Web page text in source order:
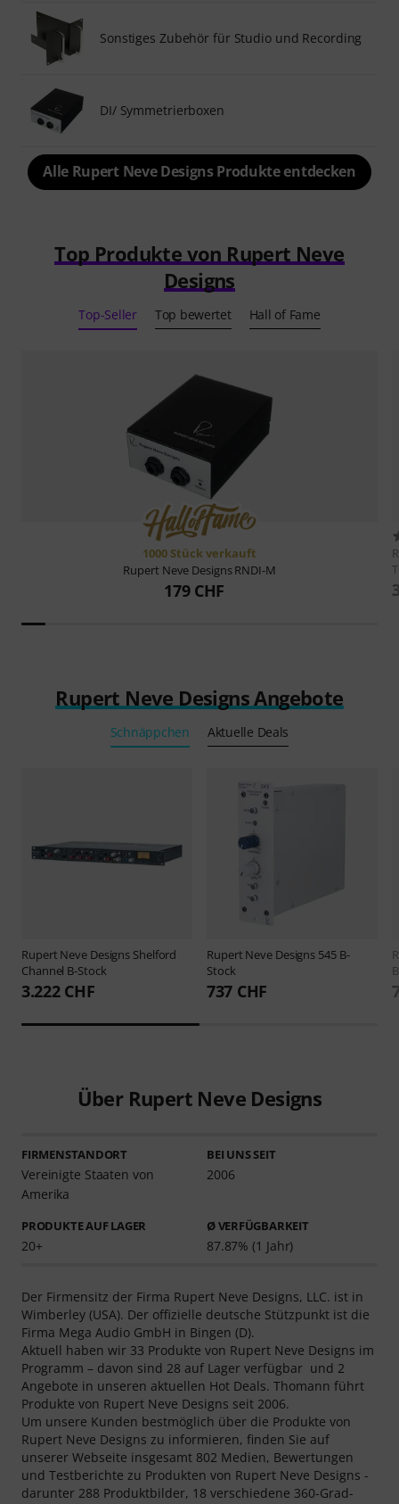
Sonstiges Zubehör für Studio und Recording
DI/ Symmetrierboxen
Alle Rupert Neve Designs Produkte entdecken
Top Produkte von Rupert Neve
Designs
Top-Seller Top bewertet Hall of Fame
1000 Stück verkauft
Rupert Neve DesignsRNDI-M
179 CHF
Rupert Neve Designs Angebote
Schnäppchen Aktuelle Deals
Rupert Neve Designs Shelford
Channel B-Stock
3.222 CHF
Rupert Neve Designs 545 B-
Stock
737 CHF
Über Rupert Neve Designs
FIRMENSTANDORT
Vereinigte Staaten von
Amerika
BEI UNS SEIT
2006
PRODUKTE AUF LAGER
20+
Ø VERFÜGBARKEIT
87.87% (1 Jahr)
Der Firmensitz der Firma Rupert Neve Designs, LLC. ist in
Wimberley (USA). Der offizielle deutsche Stützpunkt ist die
Firma Mega Audio GmbH in Bingen (D).
Aktuell haben wir 33 Produkte von Rupert Neve Designs im
Programm – davon sind 28 auf Lager verfügbar und 2
Angebote in unseren aktuellen Hot Deals. Thomann führt
Produkte von Rupert Neve Designs seit 2006.
Um unsere Kunden bestmöglich über die Produkte von
Rupert Neve Designs zu informieren, finden Sie auf
unserer Webseite insgesamt 802 Medien, Bewertungen
und Testberichte zu Produkten von Rupert Neve Designs -
darunter 288 Produktbilder, 18 verschiedene 360-Grad-